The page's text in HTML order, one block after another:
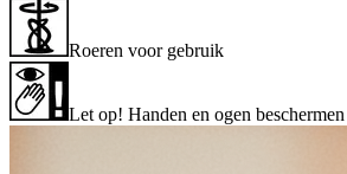
Roeren voor gebruik
Let op! Handen en ogen beschermen